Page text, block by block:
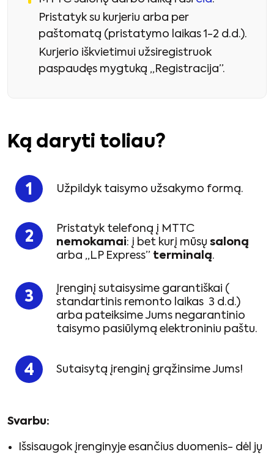
Pristatyk su kurjeriu arba per
paštomatą (pristatymo laikas 1-2 d.d.).
Kurjerio iškvietimui užsiregistruok
paspaudęs mygtuką „Registracija”.
Ką daryti toliau?
Užpildyk taisymo užsakymo formą.
Pristatyk telefoną į MTTC
nemokamai: į bet kurį mūsų saloną
arba „LP Express” terminalą.
Įrenginį sutaisysime garantiškai (
standartinis remonto laikas 3 d.d.)
arba pateiksime Jums negarantinio
taisymo pasiūlymą elektroniniu paštu.
Sutaisytą įrenginį grąžinsime Jums!
Svarbu:
Išsisaugok įrenginyje esančius duomenis- dėl jų